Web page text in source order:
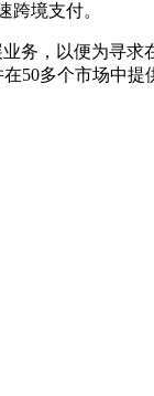
跨境支付。
务，以便为寻
50多个市场中提